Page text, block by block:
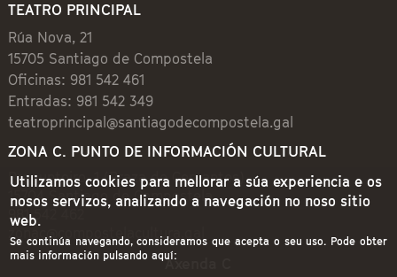
TEATRO PRINCIPAL
Rúa Nova, 21
15705 Santiago de Compostela
Oficinas: 981 542 461
Entradas: 981 542 349
teatroprincipal@santiagodecompostela.gal
ZONA C. PUNTO DE INFORMACIÓN CULTURAL
Preguntoiro, 1 (Praza de Cervantes)
15704 Santiago de Compostela
981 542 462
zonac@compostelacultura.gal
Axenda C
Utilizamos cookies para mellorar a súa experiencia e os
nosos servizos, analizando a navegación no noso sitio
web.
Se continúa navegando, consideramos que acepta o seu uso. Pode obter
mais información pulsando aquí: